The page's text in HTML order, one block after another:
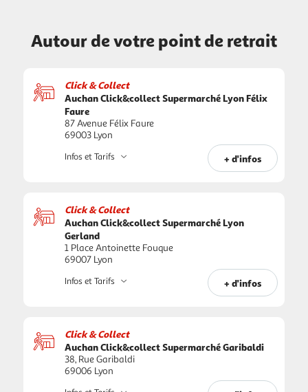
Autour de votre point de retrait
Click & Collect
Auchan Click&collect Supermarché Lyon Félix
Faure
87 Avenue Félix Faure
69003 Lyon
+ d'infos
Infos et Tarifs
Click & Collect
Auchan Click&collect Supermarché Lyon
Gerland
1 Place Antoinette Fouque
69007 Lyon
+ d'infos
Infos et Tarifs
Click & Collect
Auchan Click&collect Supermarché Garibaldi
38, Rue Garibaldi
69006 Lyon